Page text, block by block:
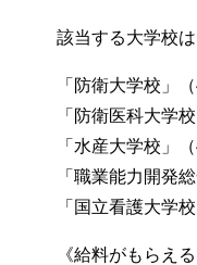
該当する大学校
「防衛大学校」（
「防衛医科大学
「水産大学校」（
「職業能力開発
「国立看護大学
《給料がもらえ